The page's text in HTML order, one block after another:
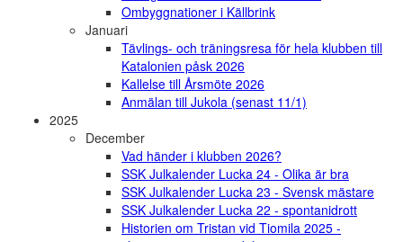
Ombyggnationer i Källbrink
Januari
Tävlings- och träningsresa för hela klubben till
Katalonien påsk 2026
Kallelse till Årsmöte 2026
Anmälan till Jukola (senast 11/1)
2025
December
Vad händer i klubben 2026?
SSK Julkalender Lucka 24 - Olika är bra
SSK Julkalender Lucka 23 - Svensk mästare
SSK Julkalender Lucka 22 - spontanidrott
Historien om Tristan vid Tiomila 2025 -